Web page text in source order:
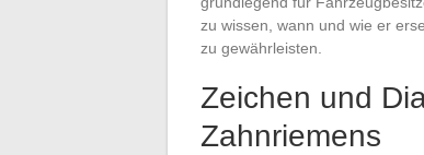
zu wissen, wann und wie er
zu gewährleisten.
Zeichen und
Zahnriemens